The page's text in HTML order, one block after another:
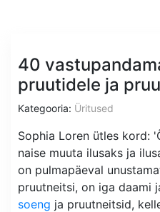
40
pruutidele ja
Kategooria: Üritused
Sophia Loren ütles kord:
naise muuta ilusaks ja
on pulmapäeval
pruutneitsi, on iga daami
soeng ja pruutneitsid,